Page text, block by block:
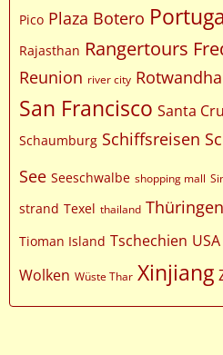
Pico Plaza Botero
Rajasthan Rangertours
Reunion river city
San Francisco Santa
Schaumburg Schiffsreisen
See Seeschwalbe shopping mall
strand Texel thailand Thüringen
Tioman Island Tschechien USA
Wolken Wüste Thar Xinjiang